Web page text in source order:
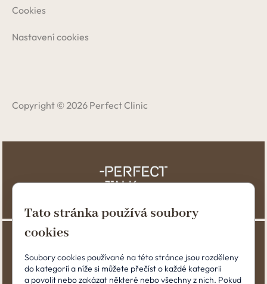
Cookies
Nastavení cookies
Copyright © 2026 Perfect Clinic
Tato stránka používá soubory
cookies
Soubory cookies používané na této stránce jsou rozděleny
do kategorií a níže si můžete přečíst o každé kategorii
a povolit nebo zakázat některé nebo všechny z nich. Pokud